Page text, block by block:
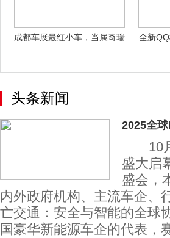
成都车展最红小车，当属奇瑞
全新
头条新闻
2025全
10月
盛大启
盛会，
内外政府机构、主流车企、
亡交通：安全与智能的全
国豪华新能源车企的代表，